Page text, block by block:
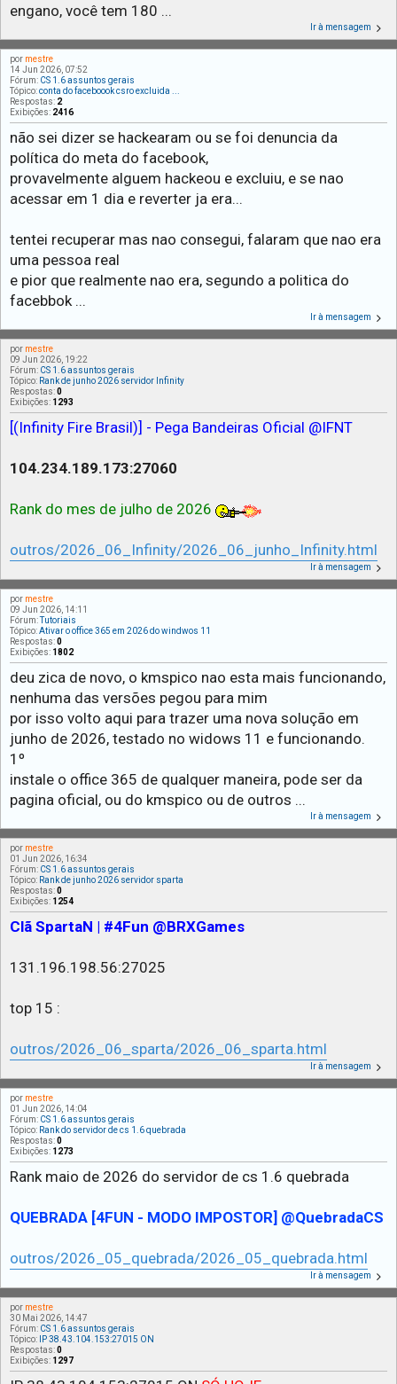
engano, você tem 180 ...
Ir à mensagem
por mestre
14 Jun 2026, 07:52
Fórum: CS 1.6 assuntos gerais
Tópico:conta do faceboook csro excluida ...
Respostas: 2
Exibições: 2416
não sei dizer se hackearam ou se foi denuncia da
política do meta do facebook,
provavelmente alguem hackeou e excluiu, e se nao
acessar em 1 dia e reverter ja era...
tentei recuperar mas nao consegui, falaram que nao era
uma pessoa real
e pior que realmente nao era, segundo a politica do
facebbok ...
Ir à mensagem
por mestre
09 Jun 2026, 19:22
Fórum: CS 1.6 assuntos gerais
Tópico: Rank de junho 2026 servidor Infinity
Respostas:0
Exibições: 1293
[(Infinity Fire Brasil)] - Pega Bandeiras Oficial @IFNT
104.234.189.173:27060
Rank do mes de julho de 2026
outros/2026_06_Infinity/2026_06_junho_Infinity.html
Ir à mensagem
por mestre
09 Jun 2026, 14:11
Fórum:Tutoriais
Tópico:Ativar o office 365 em 2026 do windwos 11
Respostas:0
Exibições: 1802
deu zica de novo, o kmspico nao esta mais funcionando,
nenhuma das versões pegou para mim
por isso volto aqui para trazer uma nova solução em
junho de 2026, testado no widows 11 e funcionando.
1º
instale o office 365 de qualquer maneira, pode ser da
pagina oficial, ou do kmspico ou de outros ...
Ir à mensagem
por mestre
01 Jun 2026, 16:34
Fórum: CS 1.6 assuntos gerais
Tópico: Rank de junho 2026 servidor sparta
Respostas:0
Exibições: 1254
Clã SpartaN | #4Fun @BRXGames
131.196.198.56:27025
top 15 :
outros/2026_06_sparta/2026_06_sparta.html
Ir à mensagem
por mestre
01 Jun 2026, 14:04
Fórum: CS 1.6 assuntos gerais
Tópico: Rank do servidor de cs 1.6 quebrada
Respostas:0
Exibições: 1273
Rank maio de 2026 do servidor de cs 1.6 quebrada
QUEBRADA [4FUN - MODO IMPOSTOR] @QuebradaCS
outros/2026_05_quebrada/2026_05_quebrada.html
Ir à mensagem
por mestre
30 Mai 2026, 14:47
Fórum: CS 1.6 assuntos gerais
Tópico:
IP 38.43.104.153:27015 ON
Respostas:0
Exibições: 1297